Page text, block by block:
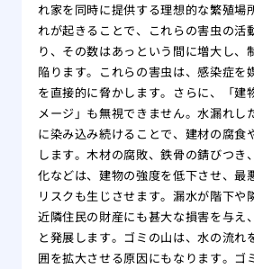
れ家を同時に提供する理想的な繁殖場
れが起きることで、これらの害虫の活
り、その数はあっという間に増大し、
陥ります。これらの害虫は、感染症を
を直接的に脅かします。さらに、「建
メージ」も無視できません。水漏れし
に染み込み続けることで、建材の腐食
します。木材の腐敗、鉄骨の錆びつき
化などは、建物の強度を低下させ、最
リスクも生じさせます。漏水が階下や
近隣住民の財産にも甚大な損害を与え
と発展します。ゴミの山は、水の流れ
囲を拡大させる原因にもなります。ゴ